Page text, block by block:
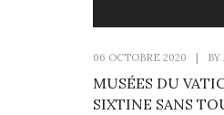
06 OCTOBRE 2020 BY
MUSÉES DU
SIXTINE SANS